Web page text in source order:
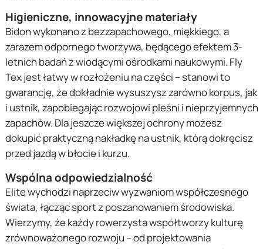
Higieniczne, innowacyjne materiały
Bidon wykonano z bezzapachowego, miękkiego, a
zarazem odpornego tworzywa, będącego efektem 3-
letnich badań z wiodącymi ośrodkami naukowymi. Fly
Tex jest łatwy w rozłożeniu na części – stanowi to
gwarancję, że dokładnie wysuszysz zarówno korpus, jak
i ustnik, zapobiegając rozwojowi pleśni i nieprzyjemnych
zapachów. Dla jeszcze większej ochrony możesz
dokupić praktyczną nakładkę na ustnik, którą dokręcisz
przed jazdą w błocie i kurzu.
Wspólna odpowiedzialność
Elite wychodzi naprzeciw wyzwaniom współczesnego
świata, łącząc sport z poszanowaniem środowiska.
Wierzymy, że każdy rowerzysta współtworzy kulturę
zrównoważonego rozwoju – od projektowania